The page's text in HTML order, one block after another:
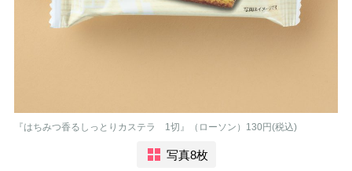
『はちみつ香るしっとりカステラ 1切』（ローソン）130円(税込)
写真8枚